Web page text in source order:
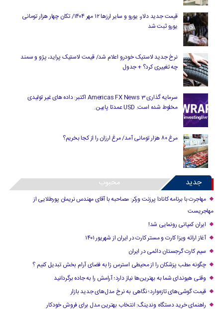
قیمت جدید دلار، یورو و سایر ارزها ۱۲ مهر ۱۴۰۴/ تکان چهار هزار تومانی
یورو ثبت شد
نرخ جدید لاستیک خودرو اعلام شد/ قیمت لاستیک پراید، پژو و سمند
چه تغییری کرد؟ + جدول
سرمایه گذاری Americas FX News 3 اکتبر: داده های غیر تولیدی
مخلوط شده است. USD عمدتا پایین.
مرغ ۸۰ هزار تومانی آمد/ مرغ ارزان را از کجا بخریم؟
جدید محبوب
مهاجرت با برنامه کانادا پرزنت ورکر: مصاحبه با آقای مهندس نریمان پورطلایی از
مهاجریست
ایران کمپانی رونمایی شد!
آغاز ارائه ویزا کارت و مستر کارت در ایران از شهریور ۱۴۰۱
سیم کارت گرجستان دائمی در ایران
چگونه مطب پزشکان را از محیطی استرس زا به فضای آرام بخش تبدیل کنیم ؟
وقتی هیوندای شما به بهترین‌ها نیاز دارد؛ آرامش را به جاده برگردانید
قیمت گوشی‌های تازه‌وارد؛ نگاهی به نرخ مدل‌های جدید بازار
راهنمای خرید دستگاه وندینگ: انتخاب بهترین مدل برای فروش خودکار